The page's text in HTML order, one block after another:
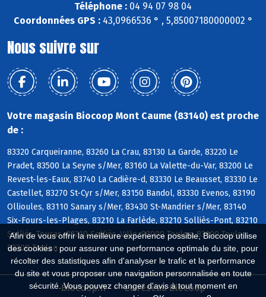
Afin de vous offrir la meilleure expérience possible, Biocoop utilise
des cookies : pour assurer une performance optimale du site, pour
récolter des statistiques afin d'analyser le trafic et la performance
du site et vous proposer une navigation personnalisée en toute
sécurité. Vous pouvez changer d'avis à tout moment en
Téléphone : 04 94 07 98 04
Coordonnées GPS :43,0966536 ° , 5,85007180000002 °
Nous suivre sur
Votre magasin Biocoop Mont Caume (83140) est proche
de :
83320 Carqueiranne, 83260 La Crau, 83130 La Garde, 83220 Le
Pradet, 83500 La Seyne s/Mer, 83160 La Valette-du-Var, 83200 Le
Revest-les-Eaux, 83740 La Cadière-d, 83330 Le Beausset, 83330 Le
Castellet, 83270 St-Cyr s/Mer, 83150 Bandol, 83330 Evenos, 83190
Ollioules, 83110 Sanary s/Mer, 83430 St-Mandrier s/Mer, 83140
Six-Fours-les-Plages, 83210 La Farlède, 83210 Solliès-Pont, 83210
Solliès-Toucas, 83210 Solliès-Ville, 83000 Toulon, 83100 Toulon,
83200 Toulon
Biocoop.fr Le réseau Biocoop